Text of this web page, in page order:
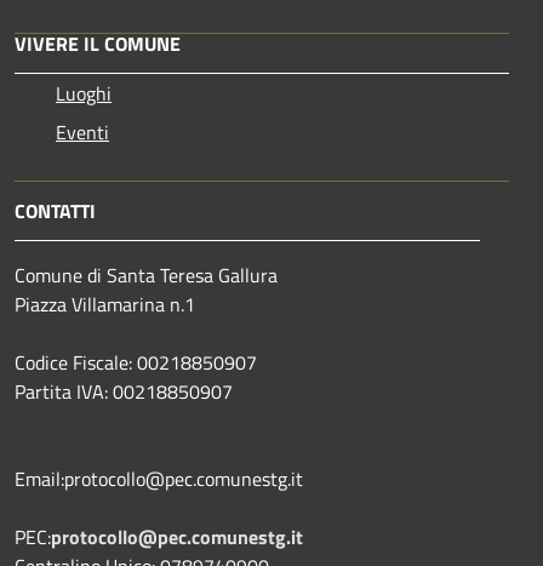
VIVERE IL COMUNE
Luoghi
Eventi
CONTATTI
Comune di Santa Teresa Gallura
Piazza Villamarina n.1
Codice Fiscale: 00218850907
Partita IVA: 00218850907
Email:protocollo@pec.comunestg.it
PEC:protocollo@pec.comunestg.it